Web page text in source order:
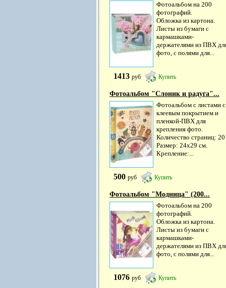
Фотоальбом на 200
фотографий.
Обложка из картона.
Листы из бумаги c
кармашками-
держателями из ПВХ
фото, с полями для...
1413 руб Купить
Фотоальбом "Слоник и радуга"...
Фотоальбом с листами с
клеевым покрытием и
пленкой-ПВХ для
крепления фото.
Количество страниц: 20
Размер: 24х29 см.
Крепление:...
500 руб Купить
Фотоальбом "Модница" (200...
Фотоальбом на 200
фотографий.
Обложка из картона.
Листы из бумаги c
кармашками-
держателями из ПВХ
фото, с полями для...
1076 руб Купить